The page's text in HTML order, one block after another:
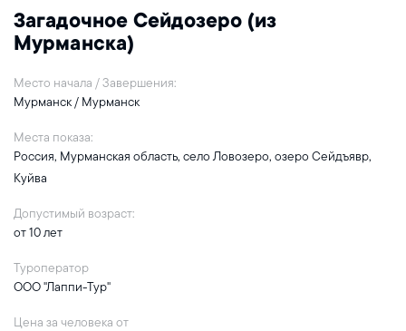
Загадочное Сейдозеро (из
Мурманска)
Место начала / Завершения:
Мурманск / Мурманск
Места показа:
Россия, Мурманская область, село Ловозеро, озеро Сейдъявр,
Куйва
Допустимый возраст:
от 10 лет
Туроператор
ООО "Лаппи-Тур"
Цена за человека от